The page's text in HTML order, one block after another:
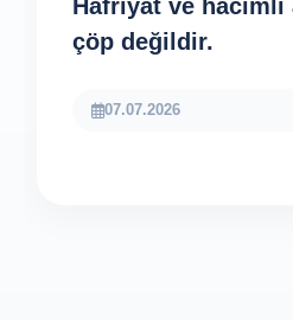
Hafriyat ve hacimli
çöp değildir.
07.07.2026